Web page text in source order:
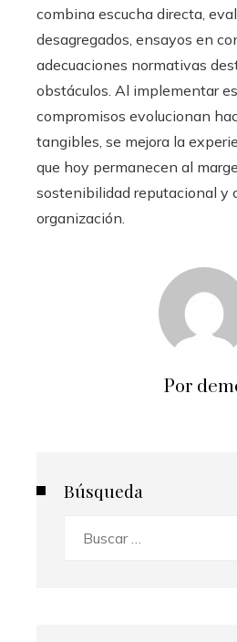
combina escucha directa,
desagregados, ensayos en
adecuaciones normativas
obstáculos. Al implementar
compromisos evolucionan
tangibles, se mejora la
que hoy permanecen al
sostenibilidad reputacional y
organización.
Por
Búsqueda